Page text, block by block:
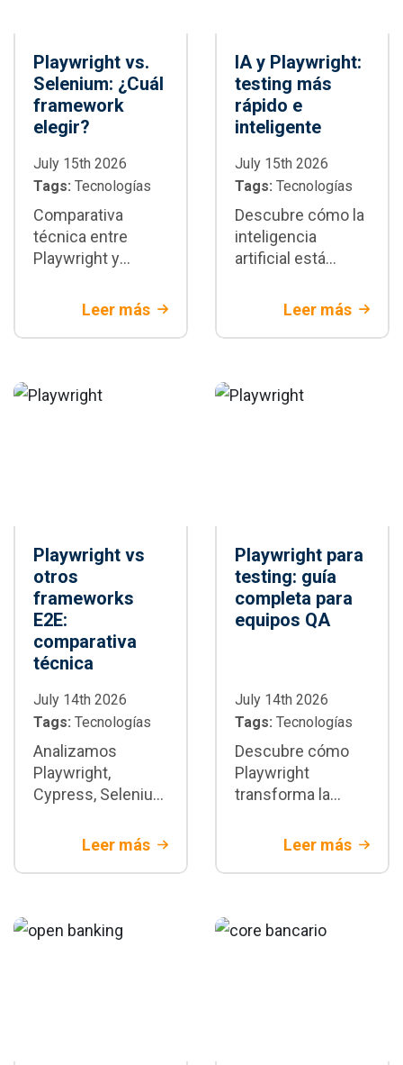
Playwright vs.
Selenium: ¿Cuál
framework
elegir?
July 15th 2026
Tags: Tecnologías
Comparativa
técnica entre
Playwright y
diferencias
velocidad,
escenarios donde
cada framework
Leer más
IA y Playwright:
testing más
rápido e
inteligente
July 15th 2026
Tags: Tecnologías
Descubre cómo la
inteligencia
artificial está
automatización de
Playwright:
tests,
mantenimiento y
Leer más
Playwright vs
otros
frameworks
E2E:
comparativa
técnica
July 14th 2026
Tags: Tecnologías
Analizamos
Playwright,
Cypress, Selenium
criterios técnicos
Descubre cuándo
mejor decisión
para tu proyecto.
Leer más
Playwright para
testing: guía
completa para
equipos QA
July 14th 2026
Tags: Tecnologías
Descubre cómo
Playwright
transforma la
pruebas E2E:
paralelización,
buenas prácticas y
Leer más